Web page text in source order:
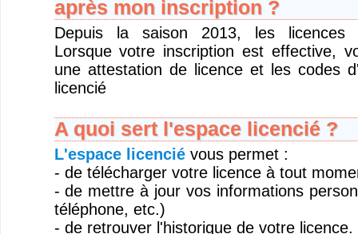
après mon inscription ?
Depuis la saison 2013, les licences
Lorsque votre inscription est effective,
une attestation de licence et les codes
licencié
A quoi sert l'espace licencié ?
L'espace licenciévous permet :
- de télécharger votre licence à tout
- de mettre à jour vos informations
téléphone, etc.)
- de retrouver l'historique de votre licence.